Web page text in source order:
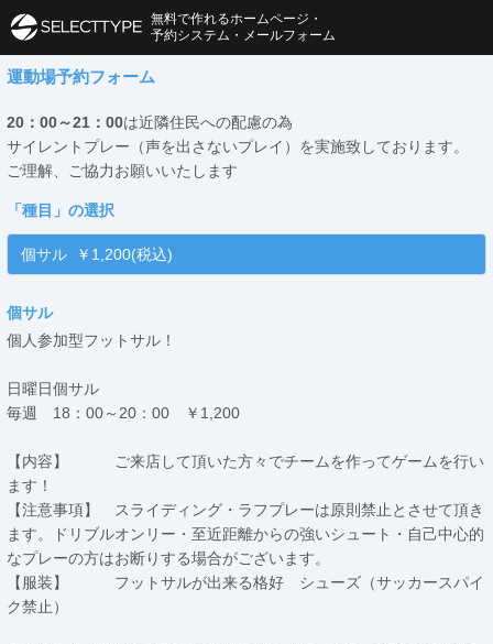
運動場予約フォーム
20：00～21：00は近隣住民への配慮の為
サイレントプレー（声を出さないプレイ）を実施致しております。
ご理解、ご協力お願いいたします
「 種目 」の選択
個サル ￥1,200(税込)
個サル
個人参加型フットサル！
日曜日個サル
毎週 18：00～20：00 ￥1,200
【内容】 ご来店して頂いた方々でチームを作ってゲームを行い
ます！
【注意事項】 スライディング・ラフプレーは原則禁止とさせて頂き
ます。ドリブルオンリー・至近距離からの強いシュート・自己中心的
なプレーの方はお断りする場合がございます。
【服装】 フットサルが出来る格好 シューズ（サッカースパイ
ク禁止）
無料で作れるホームページ・
予約システム・メールフォーム